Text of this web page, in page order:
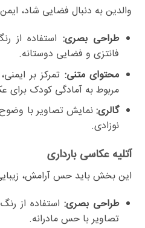
والدین به دنبال فضایی شاد،
طراحی بصری: استفاده از
فانتزی و فضایی دوستانه.
محتوای متنی: تمرکز بر
مربوط به آمادگی کودک برای
گالری:نمایش تصاویر با وضوح
نوزادی.
آتلیه عکاسی بارداری
این بخش باید حس آرامش،
طراحی بصری:استفاده از
تصاویر با حس مادرانه.